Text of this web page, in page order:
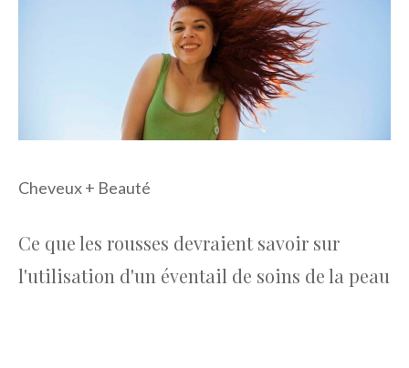
Cheveux + Beauté
Ce que les rousses devraient savoir sur
l'utilisation d'un éventail de soins de la peau